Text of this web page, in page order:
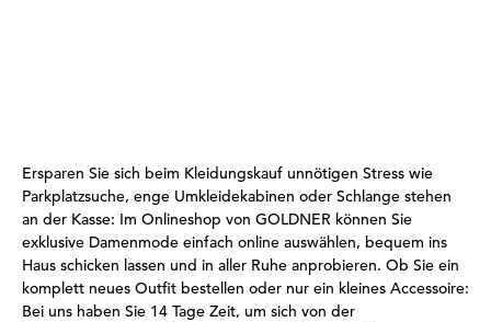
Ersparen Sie sich beim Kleidungskauf unnötigen Stress wie
Parkplatzsuche, enge Umkleidekabinen oder Schlange stehen
an der Kasse: Im Onlineshop von GOLDNER können Sie
exklusive Damenmode einfach online auswählen, bequem ins
Haus schicken lassen und in aller Ruhe anprobieren. Ob Sie ein
komplett neues Outfit bestellen oder nur ein kleines Accessoire:
Bei uns haben Sie 14 Tage Zeit, um sich von der